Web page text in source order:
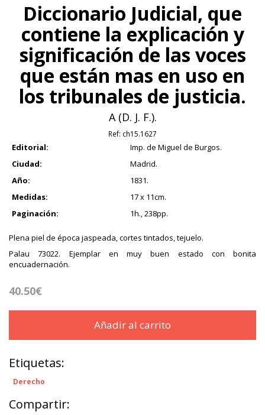
Diccionario Judicial, que
contiene la explicación y
significación de las voces
que están mas en uso en
los tribunales de justicia.
A (D. J. F.).
Ref: ch15.1627
Editorial:
Imp. de Miguel de Burgos.
Ciudad:
Madrid.
Año:
1831.
Medidas:
17 x 11cm.
Paginación:
1h., 238pp.
Plena piel de época jaspeada, cortes tintados, tejuelo.
Palau 73022. Ejemplar en muy buen estado con bonita
encuadernación.
40.50€
Añadir al carrito
Etiquetas:
Derecho
Compartir: